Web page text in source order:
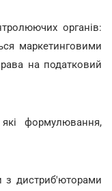
органів:
маркетинговими
на податковий
формулювання,
з дистриб'юторами